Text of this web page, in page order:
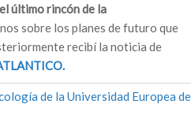
último rincón de la
sobre los planes de futuro que
recibí la noticia de